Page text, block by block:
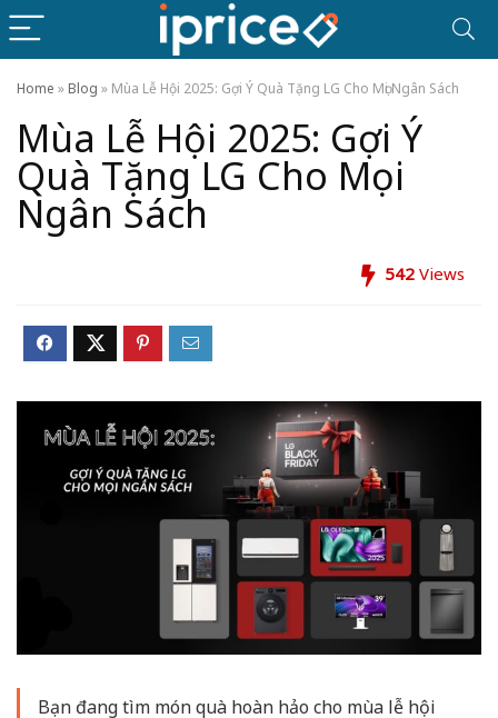
Home » Blog » Mùa Lễ Hội 2025: Gợi Ý Quà Tặng LG Cho Mọi Ngân Sách
Mùa Lễ Hội 2025: Gợi Ý
Quà Tặng LG Cho Mọi
Ngân Sách
542 Views
Bạn đang tìm món quà hoàn hảo cho mùa lễ hội